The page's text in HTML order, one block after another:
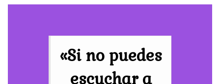
«Si no puedes
escuchar a